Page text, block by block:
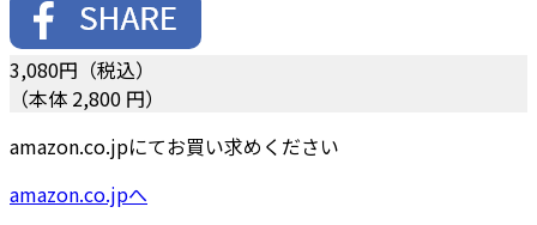
3,080円（税込）
（本体 2,800 円）
amazon.co.jpにてお買い求めください
amazon.co.jpへ